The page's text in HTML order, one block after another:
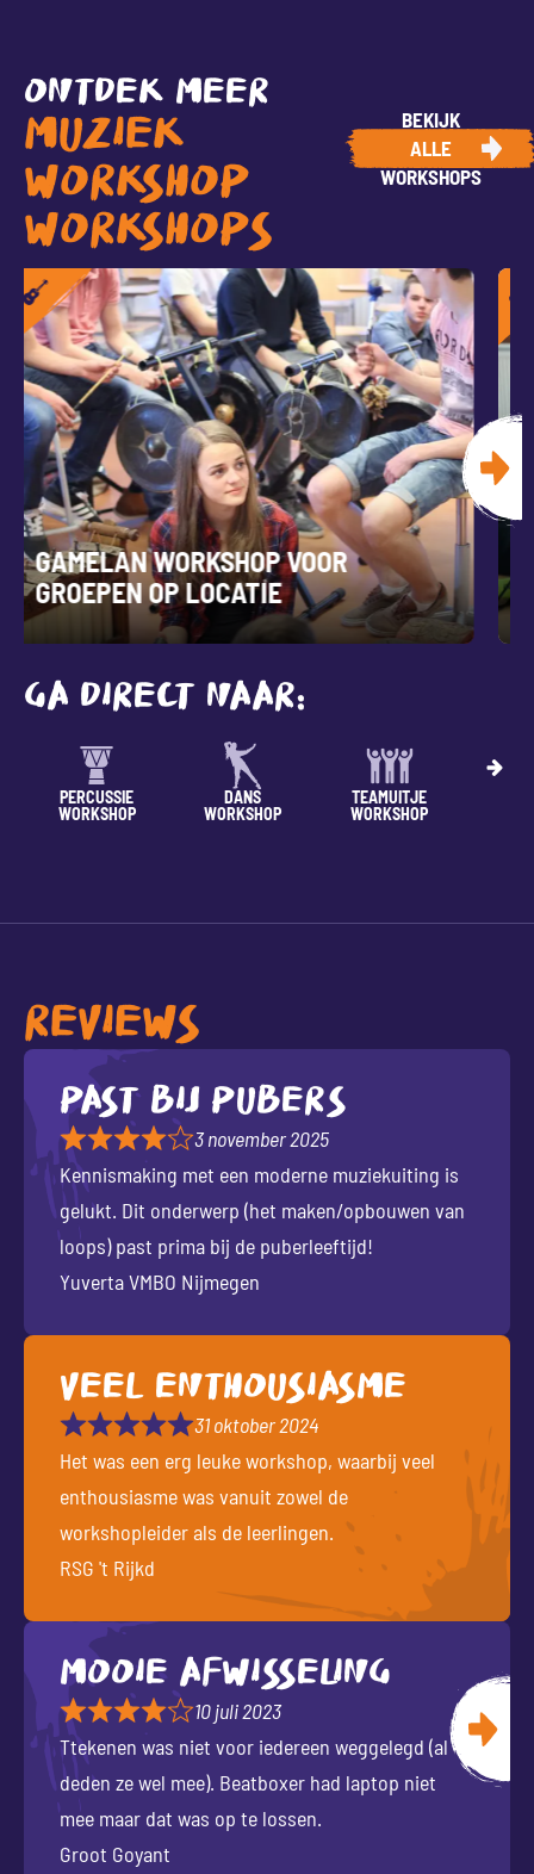
ONTDEK MEER
MUZIEK
WORKSHOP
WORKSHOPS
BEKIJK
ALLE
WORKSHOPS
MUZIEKPRODUCTIE WORKSHOP VOOR
JONGEREN
GA DIRECT NAAR:
SPORT
WORKSHOP
TAAL/RITME
TECHNIEK
WORKSHOP
REVIEWS
Past bij pubers
3 november 2025
Kennismaking met een moderne muziekuiting is
gelukt. Dit onderwerp (het maken/opbouwen van
loops) past prima bij de puberleeftijd!
Yuverta VMBO Nijmegen
Veel enthousiasme
31 oktober 2024
Het was een erg leuke workshop, waarbij veel
enthousiasme was vanuit zowel de
workshopleider als de leerlingen.
RSG 't Rijkd
Mooie afwisseling
10 juli 2023
Ttekenen was niet voor iedereen weggelegd (al
deden ze wel mee). Beatboxer had laptop niet
mee maar dat was op te lossen.
Groot Goyant